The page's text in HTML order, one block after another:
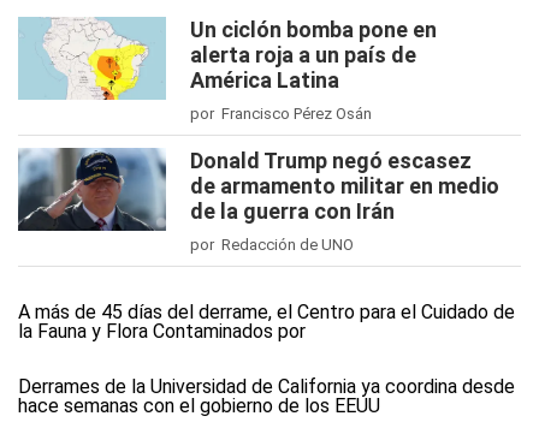
Un ciclón bomba pone en
alerta roja a un país de
América Latina
por Francisco Pérez Osán
Donald Trump negó escasez
de armamento militar en medio
de la guerra con Irán
por Redacción de UNO
A más de 45 días del derrame, el Centro para el Cuidado de
la Fauna y Flora Contaminados por
Derrames de la Universidad de California ya coordina desde
hace semanas con el gobierno de los EEUU